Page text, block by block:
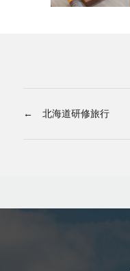
← 北海道研修旅行